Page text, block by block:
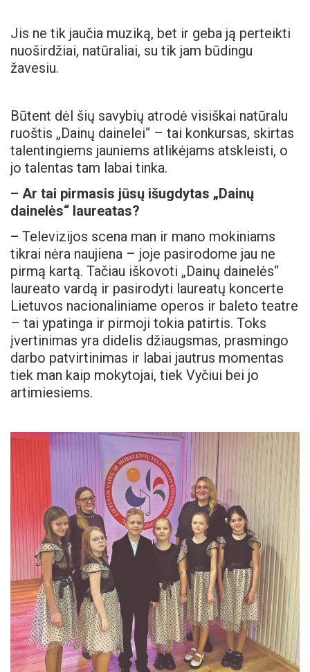
Jis ne tik jaučia muziką, bet ir geba ją perteikti
nuoširdžiai, natūraliai, su tik jam būdingu
žavesiu.
Būtent dėl šių savybių atrodė visiškai natūralu
ruoštis „Dainų dainelei“ – tai konkursas, skirtas
talentingiems jauniems atlikėjams atskleisti, o
jo talentas tam labai tinka.
– Ar tai pirmasis jūsų išugdytas „Dainų
dainelės“ laureatas?
– Televizijos scena man ir mano mokiniams
tikrai nėra naujiena – joje pasirodome jau ne
pirmą kartą. Tačiau iškovoti „Dainų dainelės“
laureato vardą ir pasirodyti laureatų koncerte
Lietuvos nacionaliniame operos ir baleto teatre
– tai ypatinga ir pirmoji tokia patirtis. Toks
įvertinimas yra didelis džiaugsmas, prasmingo
darbo patvirtinimas ir labai jautrus momentas
tiek man kaip mokytojai, tiek Vyčiui bei jo
artimiesiems.